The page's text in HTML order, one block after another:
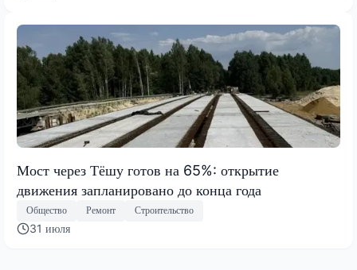
Мост через Тёшу готов на 65%: открытие
движения запланировано до конца года
Общество Ремонт Строительство
31 июля